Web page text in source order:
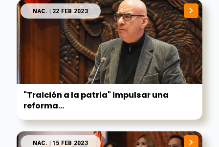
NAC. | 22 FEB 2023
"Traición a la patria" impulsar una
reforma...
NAC. | 15 FEB 2023